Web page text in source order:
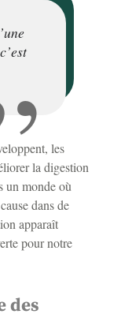
les
la digestion
un monde où
dans de
apparaît
pour notre
des